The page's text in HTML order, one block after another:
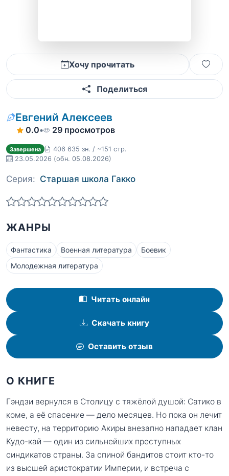
Хочу прочитать
Поделиться
Евгений Алексеев
0.0• 29 просмотров
Завершена
406 635 зн. / ~151 стр.
23.05.2026 (обн. 05.08.2026)
Серия: Старшая школа Гакко
ЖАНРЫ
Фантастика Военная литература
Боевик
Молодежная литература
Читать онлайн
Скачать книгу
Оставить отзыв
О КНИГЕ
Гэндзи вернулся в Столицу с тяжёлой душой: Сатико в
коме, а её спасение — дело месяцев. Но пока он лечит
невесту, на территорию Акиры внезапно нападает клан
Кудо-кай — один из сильнейших преступных
синдикатов страны. За спиной бандитов стоит кто-то
из высшей аристократии Империи, и встреча с